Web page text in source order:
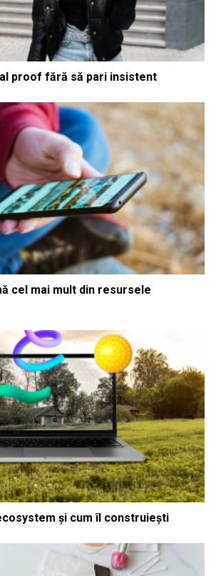
proof fără să pari insistent
cel mai mult din resursele
și cum îl construiești